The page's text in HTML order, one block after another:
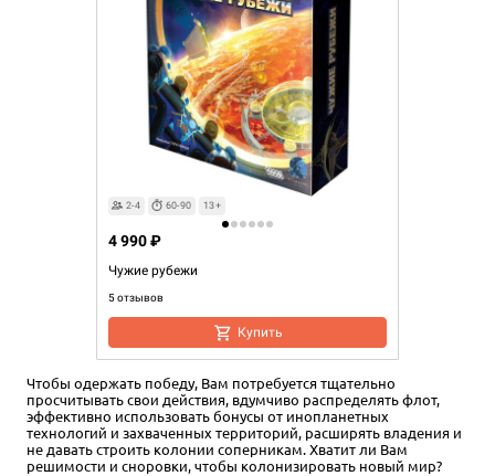
2-4 60-90 13+
Чужие рубежи
5 отзывов
4 990 ₽
Купить
Чтобы одержать победу, Вам потребуется тщательно
просчитывать свои действия, вдумчиво распределять флот,
эффективно использовать бонусы от инопланетных
технологий и захваченных территорий, расширять владения и
не давать строить колонии соперникам. Хватит ли Вам
решимости и сноровки, чтобы колонизировать новый мир?